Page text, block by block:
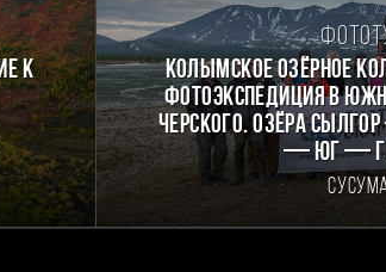
к
КОЛЫМСКОЕ ОЗЁРНОЕ
фотоэкспедиция в
Черского. Озёра
— Юг —